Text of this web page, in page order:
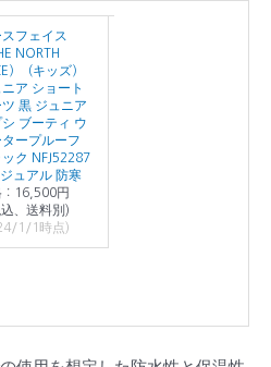
スフェイス
NORTH
）（キッズ）
ア ショート
ツ 黒 ジュニア
シ ブーティ ウ
タープルーフ
ック NFJ52287
ジュアル 防寒
16,500円
込、送料別)
1/1時点)